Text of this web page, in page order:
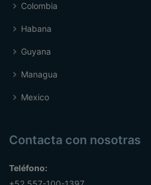
Colombia
Habana
Guyana
Managua
Mexico
Contacta con nosotras
Teléfono: